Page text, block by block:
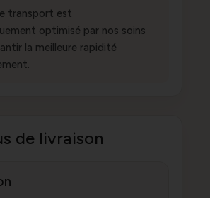
transport est
optimisé par nos soins
la meilleure rapidité
de livraison